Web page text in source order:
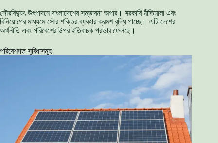
সৌরবিদ্যুৎ উৎপাদনে বাংলাদেশের সম্ভাবনা অপার। সরকারি নীতিমালা এবং
বিনিয়োগের মাধ্যমে সৌর শক্তির ব্যবহার ক্রমশ বৃদ্ধি পাচ্ছে। এটি দেশের
অর্থনীতি এবং পরিবেশের উপর ইতিবাচক প্রভাব ফেলছে।
পরিবেশগত সুবিধাসমূহ